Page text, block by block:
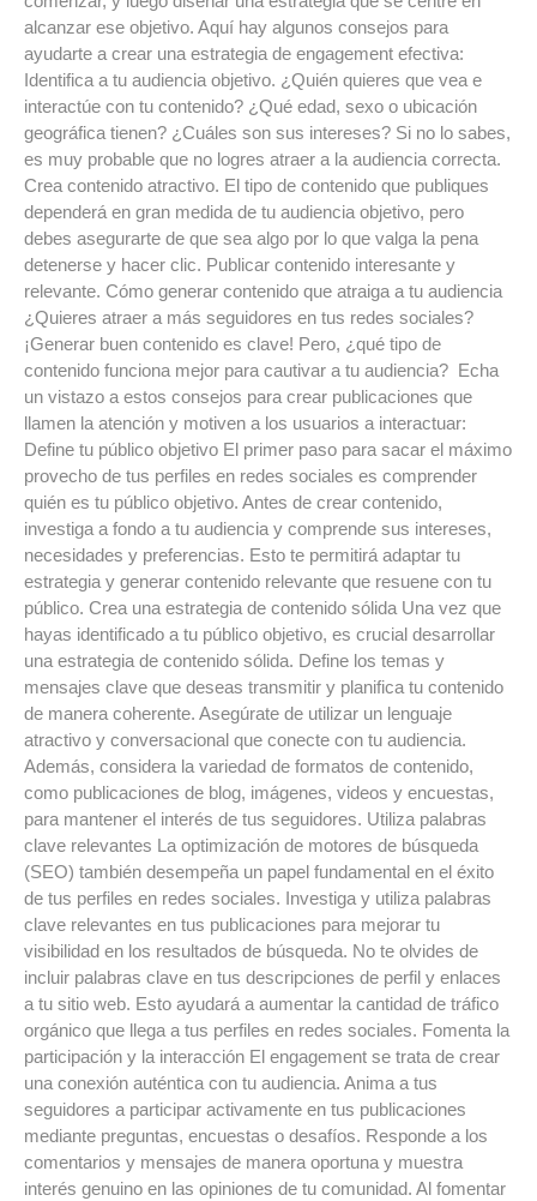
alcanzar ese objetivo. Aquí hay algunos consejos para
ayudarte a crear una estrategia de engagement efectiva:
Identifica a tu audiencia objetivo. ¿Quién quieres que vea e
interactúe con tu contenido? ¿Qué edad, sexo o ubicación
geográfica tienen? ¿Cuáles son sus intereses? Si no lo sabes,
es muy probable que no logres atraer a la audiencia correcta.
Crea contenido atractivo. El tipo de contenido que publiques
dependerá en gran medida de tu audiencia objetivo, pero
debes asegurarte de que sea algo por lo que valga la pena
detenerse y hacer clic. Publicar contenido interesante y
relevante. Cómo generar contenido que atraiga a tu audiencia
¿Quieres atraer a más seguidores en tus redes sociales?
¡Generar buen contenido es clave! Pero, ¿qué tipo de
contenido funciona mejor para cautivar a tu audiencia? Echa
un vistazo a estos consejos para crear publicaciones que
llamen la atención y motiven a los usuarios a interactuar:
Define tu público objetivo El primer paso para sacar el máximo
provecho de tus perfiles en redes sociales es comprender
quién es tu público objetivo. Antes de crear contenido,
investiga a fondo a tu audiencia y comprende sus intereses,
necesidades y preferencias. Esto te permitirá adaptar tu
estrategia y generar contenido relevante que resuene con tu
público. Crea una estrategia de contenido sólida Una vez que
hayas identificado a tu público objetivo, es crucial desarrollar
una estrategia de contenido sólida. Define los temas y
mensajes clave que deseas transmitir y planifica tu contenido
de manera coherente. Asegúrate de utilizar un lenguaje
atractivo y conversacional que conecte con tu audiencia.
Además, considera la variedad de formatos de contenido,
como publicaciones de blog, imágenes, videos y encuestas,
para mantener el interés de tus seguidores. Utiliza palabras
clave relevantes La optimización de motores de búsqueda
(SEO) también desempeña un papel fundamental en el éxito
de tus perfiles en redes sociales. Investiga y utiliza palabras
clave relevantes en tus publicaciones para mejorar tu
visibilidad en los resultados de búsqueda. No te olvides de
incluir palabras clave en tus descripciones de perfil y enlaces
a tu sitio web. Esto ayudará a aumentar la cantidad de tráfico
orgánico que llega a tus perfiles en redes sociales. Fomenta la
participación y la interacción El engagement se trata de crear
una conexión auténtica con tu audiencia. Anima a tus
seguidores a participar activamente en tus publicaciones
mediante preguntas, encuestas o desafíos. Responde a los
comentarios y mensajes de manera oportuna y muestra
interés genuino en las opiniones de tu comunidad. Al fomentar